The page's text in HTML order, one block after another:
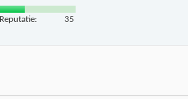
Reputatie: 35